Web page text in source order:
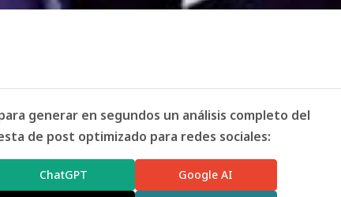
generar en segundos un análisis completo del
de post optimizado para redes sociales:
ChatGPT Google AI